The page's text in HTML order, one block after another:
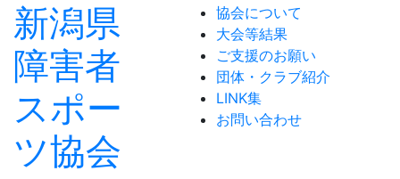
新潟県
障害者
スポー
ツ協会
協会について
大会等結果
ご支援のお願い
団体・クラブ紹介
LINK集
お問い合わせ